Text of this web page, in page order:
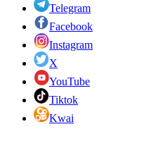
Telegram
Facebook
Instagram
X
YouTube
Tiktok
Kwai